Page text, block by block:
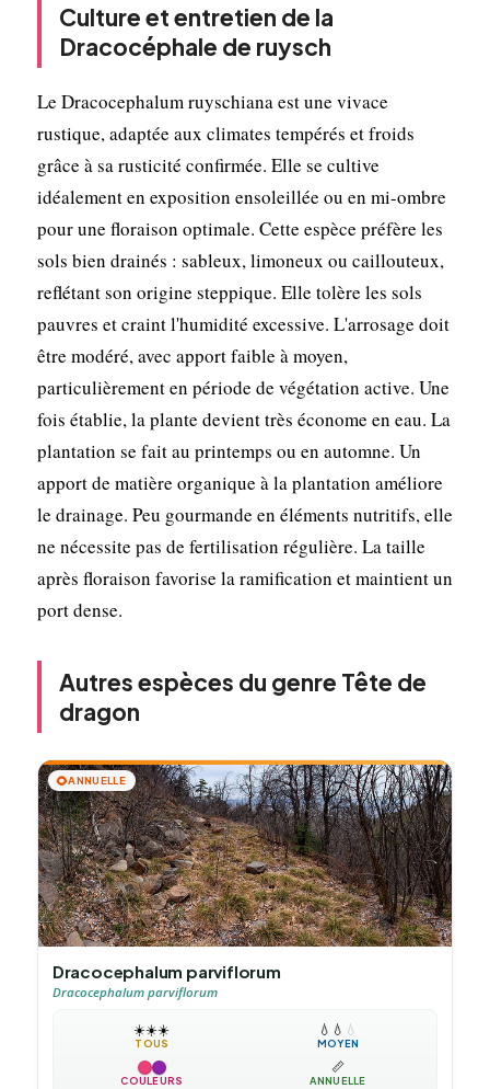
Culture et entretien de la
Dracocéphale de ruysch
Le Dracocephalum ruyschiana est une vivace
rustique, adaptée aux climates tempérés et froids
grâce à sa rusticité confirmée. Elle se cultive
idéalement en exposition ensoleillée ou en mi-ombre
pour une floraison optimale. Cette espèce préfère les
sols bien drainés : sableux, limoneux ou caillouteux,
reflétant son origine steppique. Elle tolère les sols
pauvres et craint l'humidité excessive. L'arrosage doit
être modéré, avec apport faible à moyen,
particulièrement en période de végétation active. Une
fois établie, la plante devient très économe en eau. La
plantation se fait au printemps ou en automne. Un
apport de matière organique à la plantation améliore
le drainage. Peu gourmande en éléments nutritifs, elle
ne nécessite pas de fertilisation régulière. La taille
après floraison favorise la ramification et maintient un
port dense.
Autres espèces du genre Tête de
dragon
🌻ANNUELLE
Dracocephalum parviflorum
Dracocephalum parviflorum
☀️☀️☀️
TOUS
💧 💧 💧
MOYEN
COULEURS
📏
ANNUELLE